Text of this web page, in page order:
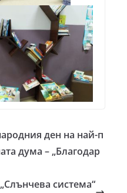
ден на най-п
дума – „Благодар
система“